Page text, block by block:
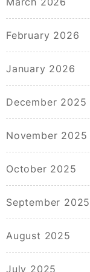
February 2026
January 2026
December 2025
November 2025
October 2025
September 2025
August 2025
July 2025